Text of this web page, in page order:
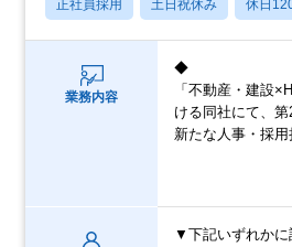
正社員採用 土日祝休み 休日
業務内容
◆
「不動産・建設
ける同社にて、
新たな人事・採用
▼下記いずれかに